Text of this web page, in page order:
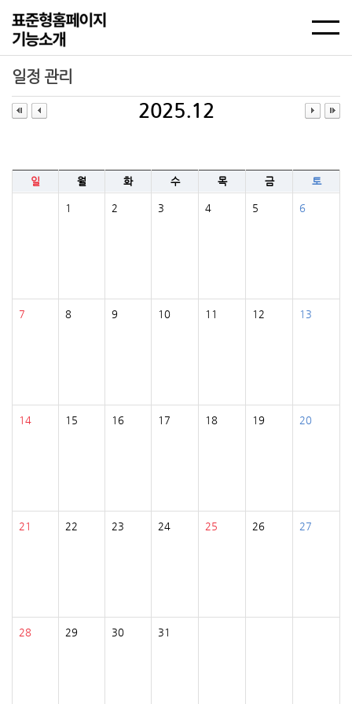
일정 관리
2025.12
일 월 화 수 목 금 토
1 2 3 4 5 6
7 8 9 10 11 12 13
14 15 16 17 18 19 20
21 22 23 24 25 26 27
28 29 30 31